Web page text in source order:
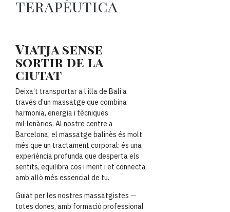
terapèutica
Viatja sense
sortir de la
ciutat
Deixa’t transportar a l’illa de Bali a
través d’un massatge que combina
harmonia, energia i tècniques
mil·lenàries. Al nostre centre a
Barcelona, el massatge balinès és molt
més que un tractament corporal: és una
experiència profunda que desperta els
sentits, equilibra cos i ment i et connecta
amb allò més essencial de tu.
Guiat per les nostres massatgistes —
totes dones, amb formació professional